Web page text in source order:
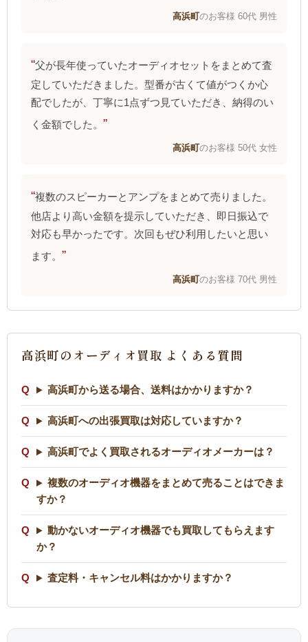
高浜町のお客様 60代 男性
父が長年使っていたオーディオセットをまとめて査
定していただきました。型番が古くて値がつくか心
配でしたが、丁寧に1点ずつ見ていただき、納得のい
く金額でした。
高浜町のお客様 50代 女性
複数のスピーカーとアンプをまとめて売りました。
他店より高い金額を提示していただき、即日振込で
対応も早かったです。次回もぜひ利用したいと思い
ます。
高浜町のお客様 70代 男性
高浜町のオーディオ買取 よくある質問
高浜町から送る場合、送料はかかりますか？
高浜町への出張買取は対応していますか？
高浜町でよく買取されるオーディオメーカーは？
複数のオーディオ機器をまとめて売ることはできま
すか？
動かないオーディオ機器でも買取してもらえます
か？
査定料・キャンセル料はかかりますか？